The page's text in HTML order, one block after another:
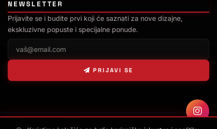
NEWSLETTER
Prijavite se i budite prvi koji će saznati za nove dizajne,
ekskluzivne popuste i specijalne ponude.
PRIJAVI SE